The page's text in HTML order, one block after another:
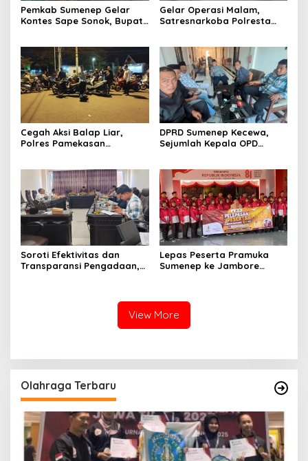
Pemkab Sumenep Gelar
Kontes Sape Sonok, Bupati
Gelar Operasi Malam,
Satresnarkoba Polresta
Cegah Aksi Balap Liar,
Polres Pamekasan
DPRD Sumenep Kecewa,
Sejumlah Kepala OPD
Soroti Efektivitas dan
Transparansi Pengadaan,
Lepas Peserta Pramuka
Sumenep ke Jambore
View More
Olahraga Terbaru